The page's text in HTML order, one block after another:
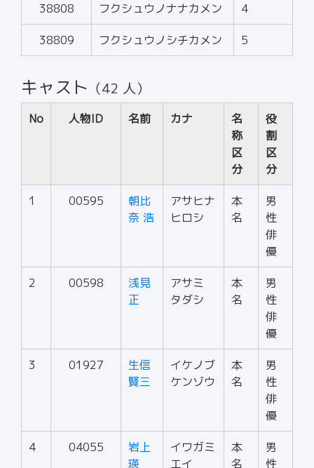
38808 フクシュウノナナカメン 4
38809 フクシュウノシチカメン 5
キャスト （42 人）
No 人物ID 名前 カナ
名
称
区
分
役
割
区
分
1 00595
朝比
奈 浩
アサヒナ
ヒロシ
本
名
男
性
俳
優
2 00598
浅見
正
アサミ
タダシ
本
名
男
性
俳
優
3 01927
生信
賢三
イケノブ
ケンゾウ
本
名
男
性
俳
優
4 04055
岩上
瑛
イワガミ
エイ
本
名
男
性